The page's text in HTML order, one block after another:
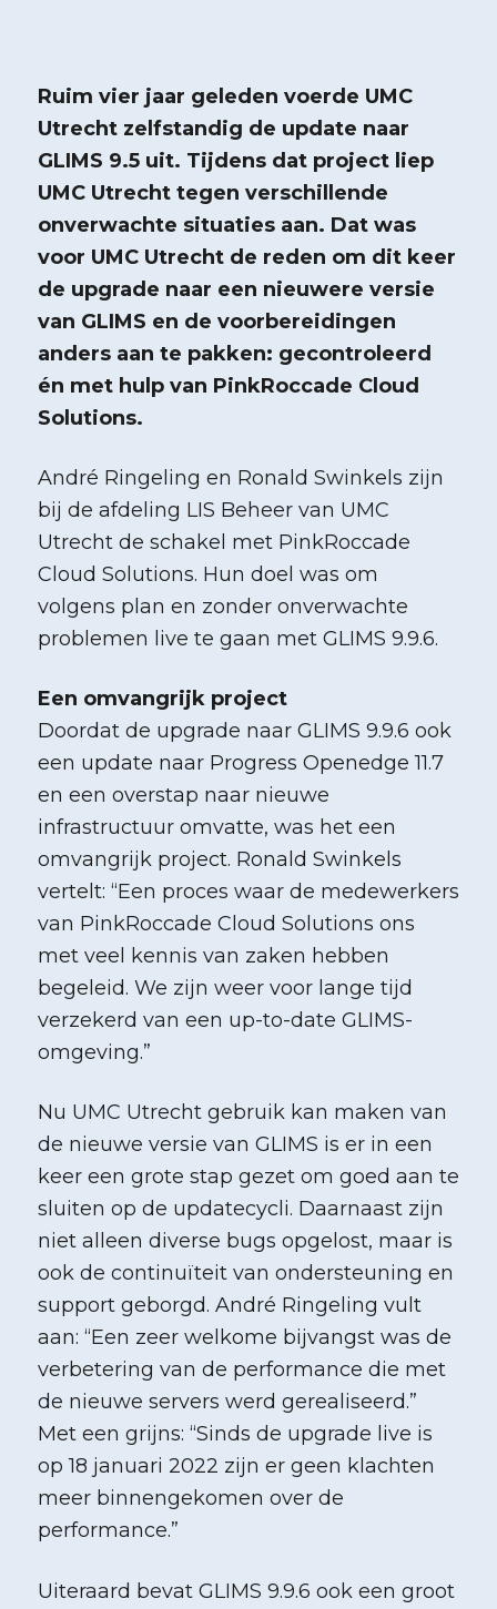
Ruim vier jaar geleden voerde UMC
Utrecht zelfstandig de update naar
GLIMS 9.5 uit. Tijdens dat project liep
UMC Utrecht tegen verschillende
onverwachte situaties aan. Dat was
voor UMC Utrecht de reden om dit keer
de upgrade naar een nieuwere versie
van GLIMS en de voorbereidingen
anders aan te pakken: gecontroleerd
én met hulp van PinkRoccade Cloud
Solutions.
André Ringeling en Ronald Swinkels zijn
bij de afdeling LIS Beheer van UMC
Utrecht de schakel met PinkRoccade
Cloud Solutions. Hun doel was om
volgens plan en zonder onverwachte
problemen live te gaan met GLIMS 9.9.6.
Een omvangrijk project
Doordat de upgrade naar GLIMS 9.9.6 ook
een update naar Progress Openedge 11.7
en een overstap naar nieuwe
infrastructuur omvatte, was het een
omvangrijk project. Ronald Swinkels
vertelt: “Een proces waar de medewerkers
van PinkRoccade Cloud Solutions ons
met veel kennis van zaken hebben
begeleid. We zijn weer voor lange tijd
verzekerd van een up-to-date GLIMS-
omgeving.”
Nu UMC Utrecht gebruik kan maken van
de nieuwe versie van GLIMS is er in een
keer een grote stap gezet om goed aan te
sluiten op de updatecycli. Daarnaast zijn
niet alleen diverse bugs opgelost, maar is
ook de continuïteit van ondersteuning en
support geborgd. André Ringeling vult
aan: “Een zeer welkome bijvangst was de
verbetering van de performance die met
de nieuwe servers werd gerealiseerd.”
Met een grijns: “Sinds de upgrade live is
op 18 januari 2022 zijn er geen klachten
meer binnengekomen over de
performance.”
Uiteraard bevat GLIMS 9.9.6 ook een groot